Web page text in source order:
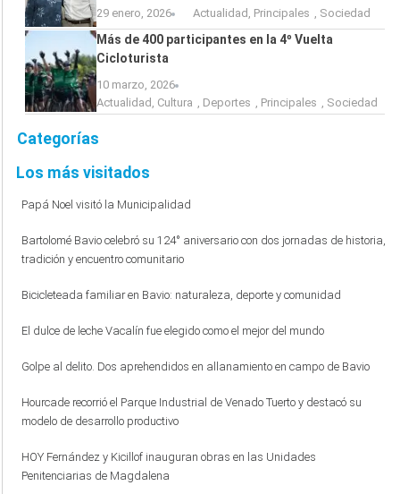
29 enero, 2026 Actualidad , Principales , Sociedad
Más de 400 participantes en la 4º Vuelta
Cicloturista
10 marzo, 2026
Actualidad , Cultura , Deportes , Principales , Sociedad
Categorías
Los más visitados
Papá Noel visitó la Municipalidad
Bartolomé Bavio celebró su 124° aniversario con dos jornadas de historia,
tradición y encuentro comunitario
Bicicleteada familiar en Bavio: naturaleza, deporte y comunidad
El dulce de leche Vacalín fue elegido como el mejor del mundo
Golpe al delito. Dos aprehendidos en allanamiento en campo de Bavio
Hourcade recorrió el Parque Industrial de Venado Tuerto y destacó su
modelo de desarrollo productivo
HOY Fernández y Kicillof inauguran obras en las Unidades
Penitenciarias de Magdalena